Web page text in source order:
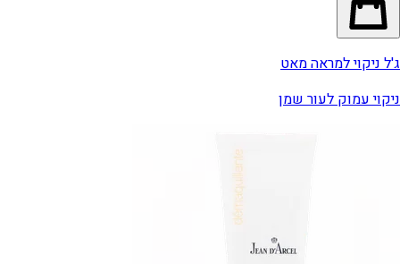
ג'ל ניקוי למראה מאט
ניקוי עמוק לעור שמן